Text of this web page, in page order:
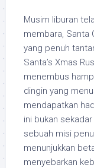
Musim liburan
membara, Santa
yang penuh
Santa’s Xmas
menembus
dingin yang
mendapatkan
ini bukan
sebuah misi
menunjukkan
menyebarkan